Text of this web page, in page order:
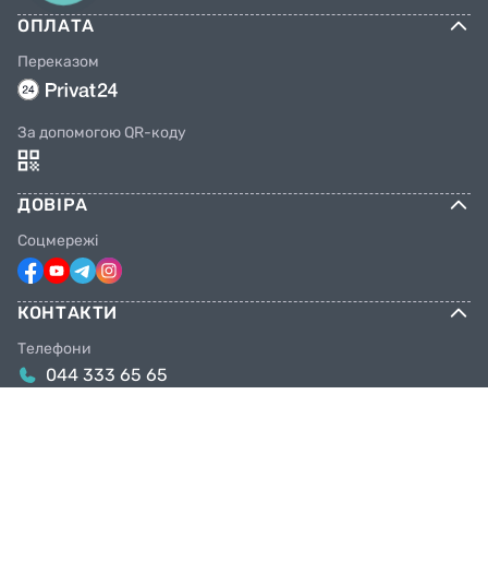
ОПЛАТА
Переказом
За допомогою QR-коду
ДОВІРА
Соцмережі
КОНТАКТИ
Телефони
044 333 65 65